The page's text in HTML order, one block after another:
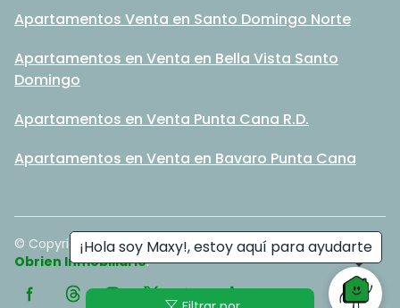
¡Hola soy Maxy!, estoy aquí para ayudarte
Apartamentos Venta en Santo Domingo Norte
Apartamentos en Venta en Bella Vista Santo
Domingo
Apartamentos en Venta Punta Cana R.D.
Apartamentos en Venta en Bavaro Punta Cana
© Copyright2026. All rights reserved. - Hecho con ❤️ por
Obrien Inmobiliario.